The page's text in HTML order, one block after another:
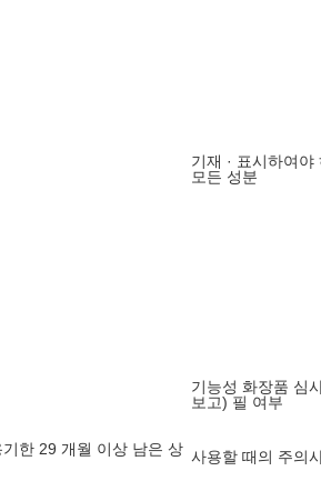
기재 · 표시하여야
모든 성분
기능성 화장품 심
보고) 필 여부
한 29 개월 이상 남은 상 사용할 때의 주의